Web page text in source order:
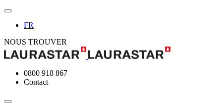
FR
NOUS TROUVER
0800 918 867
Contact